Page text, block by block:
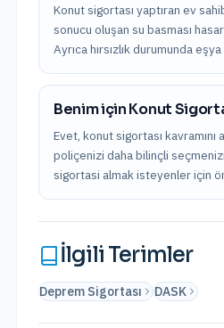
Konut sigortası yaptıran ev
sonucu oluşan su basması
Ayrıca hırsızlık durumunda
Benim için Konut
Evet, konut sigortası kavramını
poliçenizi daha bilinçli
sigortasi almak isteyenler için
İlgili Terimler
Deprem Sigortası DASK